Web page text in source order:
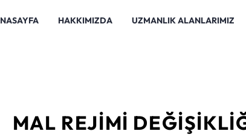
HAKKIMIZDA UZMANLIK ALANLARIMIZ
MAL REJIMI